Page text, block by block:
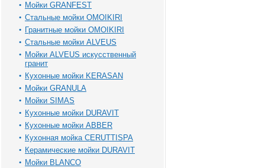
Мойки GRANFEST
Стальные мойки OMOIKIRI
Гранитные мойки OMOIKIRI
Стальные мойки ALVEUS
Мойки ALVEUS искусственный
гранит
Кухонные мойки KERASAN
Мойки GRANULA
Мойки SIMAS
Кухонные мойки DURAVIT
Кухонные мойки ABBER
Кухонная мойка CERUTTISPA
Керамические мойки DURAVIT
Мойки BLANCO